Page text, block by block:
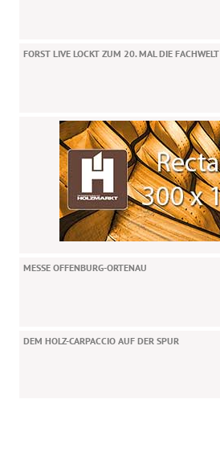
FORST LIVE LOCKT ZUM 20. MAL DIE FACHWELT
MESSE OFFENBURG-ORTENAU
DEM HOLZ-CARPACCIO AUF DER SPUR